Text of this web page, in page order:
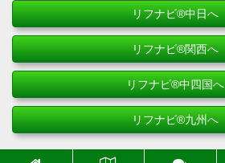
リフナビ®中日へ
リフナビ®関西へ
リフナビ®中四国へ
リフナビ®九州へ